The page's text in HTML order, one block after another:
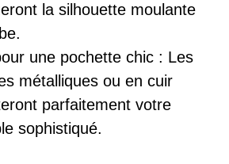
la silhouette moulante
une pochette chic : Les
métalliques ou en cuir
parfaitement votre
sophistiqué.